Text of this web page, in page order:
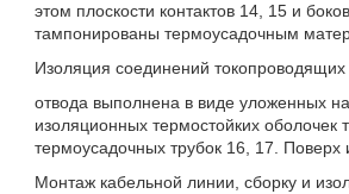
этом плоскости контактов 14, 15 и
тампонированы термоусадочным
Изоляция соединений
отвода выполнена в виде уложенных
изоляционных термостойких
термоусадочных трубок 16, 17. Поверх
Монтаж кабельной линии, сборку и